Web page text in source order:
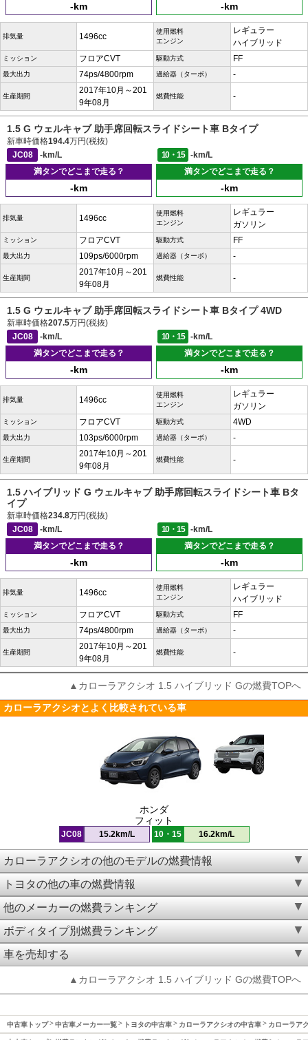
-km -km
排気量 1496cc
使用燃料
エンジン
レギュラー
ハイブリッド
ミッション フロアCVT 駆動方式 FF
最大出力 74ps/4800rpm 過給器（ターボ） -
生産期間
2017年10月～201
9年08月
燃費性能 -
1.5 G ウェルキャブ 助手席回転スライドシート車 Bタイプ
新車時価格194.4万円(税抜)
JC08
-km/L 10・15
-km/L
満タンでどこまで走る？
-km
満タンでどこまで走る？
-km
排気量 1496cc
使用燃料
エンジン
レギュラー
ガソリン
ミッション フロアCVT 駆動方式 FF
最大出力 109ps/6000rpm 過給器（ターボ） -
生産期間
2017年10月～201
9年08月
燃費性能 -
1.5 G ウェルキャブ 助手席回転スライドシート車 Bタイプ 4WD
新車時価格207.5万円(税抜)
JC08
-km/L 10・15
-km/L
満タンでどこまで走る？
-km
満タンでどこまで走る？
-km
排気量 1496cc
使用燃料
エンジン
レギュラー
ガソリン
ミッション フロアCVT 駆動方式 4WD
最大出力 103ps/6000rpm 過給器（ターボ） -
生産期間
2017年10月～201
9年08月
燃費性能 -
1.5 ハイブリッド G ウェルキャブ 助手席回転スライドシート車 Bタ
イプ
新車時価格234.8万円(税抜)
JC08
-km/L 10・15
-km/L
満タンでどこまで走る？
-km
満タンでどこまで走る？
-km
排気量 1496cc
使用燃料
エンジン
レギュラー
ハイブリッド
ミッション フロアCVT 駆動方式 FF
最大出力 74ps/4800rpm 過給器（ターボ） -
生産期間
2017年10月～201
9年08月
燃費性能 -
▲カローラアクシオ 1.5 ハイブリッド Gの燃費TOPへ
カローラアクシオとよく比較されている車
ホンダ
フィット
JC08 15.2km/L 10・15 16.2km/L
カローラアクシオの他のモデルの燃費情報
トヨタの他の車の燃費情報
他のメーカーの燃費ランキング
ボディタイプ別燃費ランキング
車を売却する
▲カローラアクシオ 1.5 ハイブリッド Gの燃費TOPへ
中古車トップ 中古車メーカー一覧 トヨタの中古車 カローラアクシオの中古車 カローラア